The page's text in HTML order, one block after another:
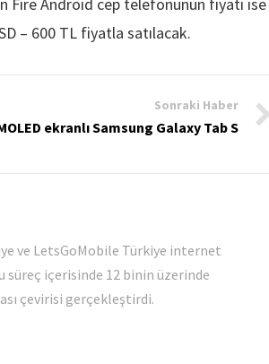
– 600 TL fiyatla satılacak.
Sonraki Haber
ekranlı Samsung Galaxy Tab S
ve LetsGoMobile Türkiye internet
içerisinde 12 binin üzerinde
çevirisi gerçekleştirdi.